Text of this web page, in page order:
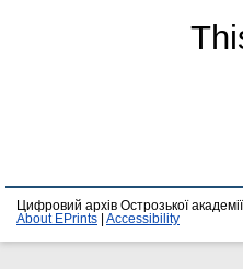
Цифровий архів Острозької
About EPrints
Accessibility